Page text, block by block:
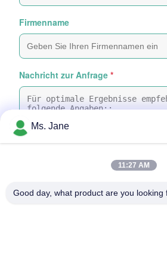
Firmenname
Nachricht zur Anfrage *
Wählen Sie Dateien aus
Ms. Jane
11:27 AM
Good day, what product are you looking